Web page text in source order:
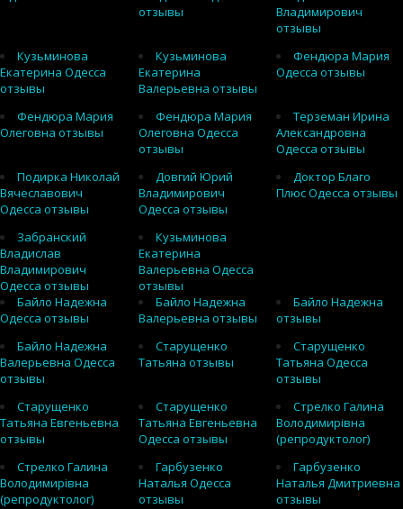
отзывы
Владимирович
отзывы
Кузьминова
Екатерина Одесса
отзывы
Кузьминова
Екатерина
Валерьевна отзывы
Фендюра Мария
Одесса отзывы
Фендюра Мария
Олеговна отзывы
Фендюра Мария
Олеговна Одесса
отзывы
Терземан Ирина
Александровна
Одесса отзывы
Подирка Николай
Вячеславович
Одесса отзывы
Довгий Юрий
Владимирович
Одесса отзывы
Доктор Благо
Плюс Одесса отзывы
Забранский
Владислав
Владимирович
Одесса отзывы
Кузьминова
Екатерина
Валерьевна Одесса
отзывы
Байло Надежна
Одесса отзывы
Байло Надежна
Валерьевна отзывы
Байло Надежна
отзывы
Байло Надежна
Валерьевна Одесса
отзывы
Старущенко
Татьяна отзывы
Старущенко
Татьяна Одесса
отзывы
Старущенко
Татьяна Евгеньевна
отзывы
Старущенко
Татьяна Евгеньевна
Одесса отзывы
Стрелко Галина
Володимирівна
(репродуктолог)
Стрелко Галина
Володимирівна
(репродуктолог)
Гарбузенко
Наталья Одесса
отзывы
Гарбузенко
Наталья Дмитриевна
отзывы